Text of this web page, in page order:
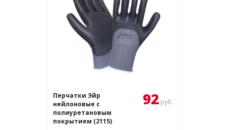
Перчатки Эйр
нейлоновые с
полиуретановым
покрытием (2115)
92 руб.